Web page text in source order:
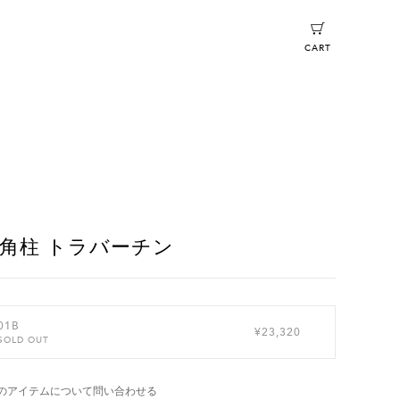
CART
柱 トラバーチン
OUT
¥23,320
アイテムについて問い合わせる